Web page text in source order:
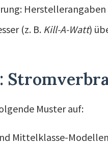
Herstellerangaben
(z. B. Kill-A-Watt)
Muster auf:
Mittelklasse-